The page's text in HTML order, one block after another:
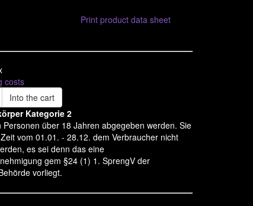
Print product data sheet
costs
Into the cart
Kategorie 2
Personen über 18 Jahren abgegeben werden. Sie
vom 01.01. - 28.12. dem Verbraucher nicht
es sei denn das eine
gem §24 (1) 1. SprengV der
vorliegt.